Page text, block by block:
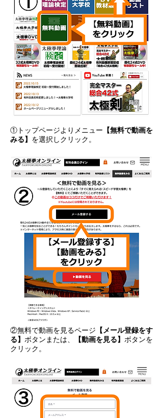
①トップページよりメニュー 【無料で動画を
みる】 を選択しクリック。
②無料で動画を見るページ 【メール登録をす
る】 ボタンまたは、 【動画を見る】 ボタンを
クリック。